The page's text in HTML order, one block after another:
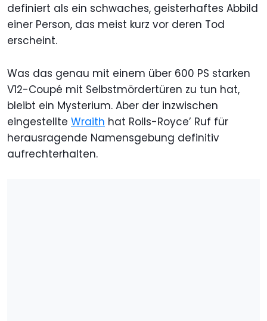
definiert als ein schwaches, geisterhaftes Abbild
einer Person, das meist kurz vor deren Tod
erscheint.
Was das genau mit einem über 600 PS starken
V12-Coupé mit Selbstmördertüren zu tun hat,
bleibt ein Mysterium. Aber der inzwischen
eingestellte Wraith hat Rolls-Royce’ Ruf für
herausragende Namensgebung definitiv
aufrechterhalten.